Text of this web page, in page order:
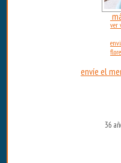
ver
envíe el
36